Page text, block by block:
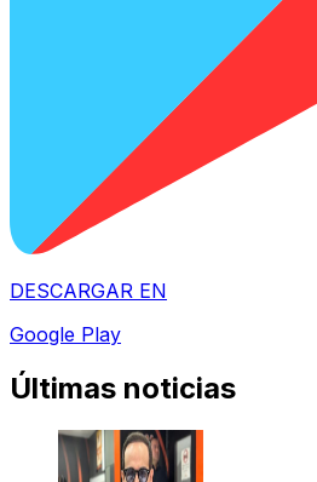
DESCARGAR EN
Google Play
Últimas noticias